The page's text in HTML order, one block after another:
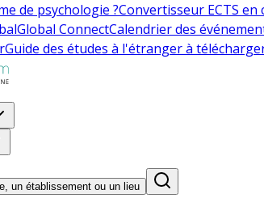
de psychologie ?Convertisseur ECTS en
Global ConnectCalendrier des
Guide des études à l'étranger à
un établissement ou un lieu